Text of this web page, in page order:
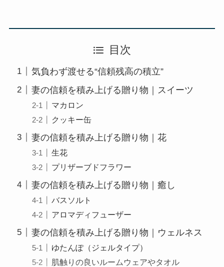
目次
気負わず渡せる“信頼残高の積立”
妻の信頼を積み上げる贈り物｜スイーツ
マカロン
クッキー缶
妻の信頼を積み上げる贈り物｜花
生花
プリザーブドフラワー
妻の信頼を積み上げる贈り物｜癒し
バスソルト
アロマディフューザー
妻の信頼を積み上げる贈り物｜ウェルネス
ゆたんぽ（ジェルタイプ）
肌触りの良いルームウェアやタオル